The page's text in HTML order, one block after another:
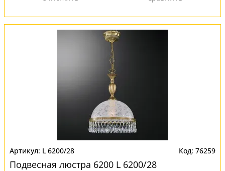
L 6200/28 76259
Подвесная люстра 6200 L 6200/28